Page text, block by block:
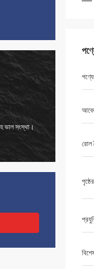
সমস্যার সমাধান, আমার
রোল